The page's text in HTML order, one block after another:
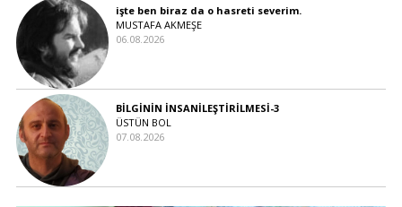
işte ben biraz da o hasreti severim.
MUSTAFA AKMEŞE
06.08.2026
BİLGİNİN İNSANİLEŞTİRİLMESİ-3
ÜSTÜN BOL
07.08.2026